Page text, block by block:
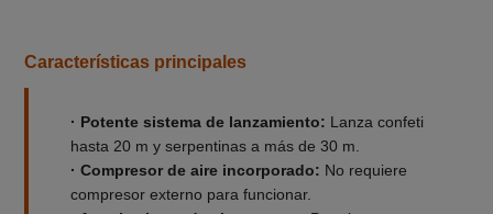
Características principales
· Potente sistema de lanzamiento: Lanza confeti
hasta 20 m y serpentinas a más de 30 m.
· Compresor de aire incorporado: No requiere
compresor externo para funcionar.